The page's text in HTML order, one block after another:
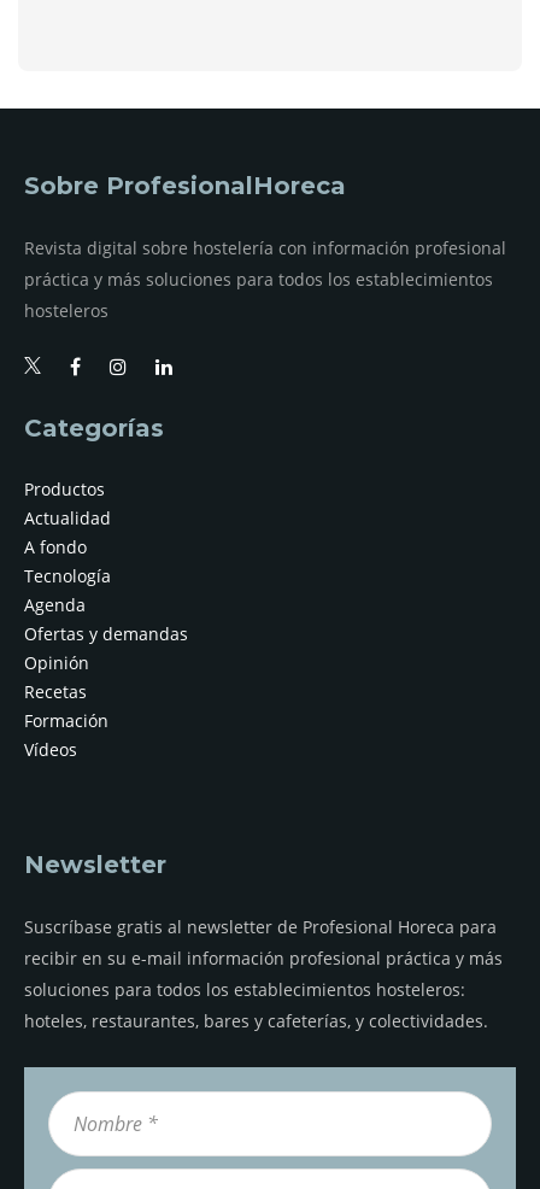
Sobre ProfesionalHoreca
Revista digital sobre hostelería con información profesional
práctica y más soluciones para todos los establecimientos
hosteleros
Categorías
Productos
Actualidad
A fondo
Tecnología
Agenda
Ofertas y demandas
Opinión
Recetas
Formación
Vídeos
Newsletter
Suscríbase gratis al newsletter de Profesional Horeca para
recibir en su e-mail información profesional práctica y más
soluciones para todos los establecimientos hosteleros:
hoteles, restaurantes, bares y cafeterías, y colectividades.